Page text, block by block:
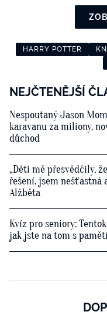
HARRY POTTER
NEJČTENĚJŠÍ
Nespoutaný Jason
karavanu za miliony,
důchod
„Děti mě přesvědčily,
řešení, jsem nešťastná
Alžběta
Kvíz pro seniory:
jak jste na tom s